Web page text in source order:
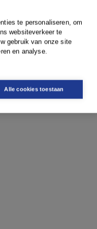
te personaliseren, om
websiteverkeer te
gebruik van onze site
en analyse.
Alle cookies toestaan